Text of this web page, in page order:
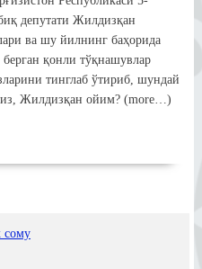
депутати Жилдизқан
ва шу йилнинг баҳорида
қонли тўқнашувлар
тинглаб ўтириб, шундай
Жилдизқан ойим? (more…)